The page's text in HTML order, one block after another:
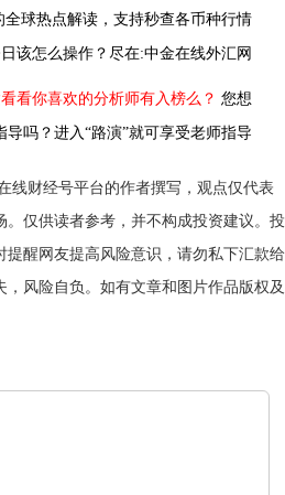
全球热点解读， 支持秒查各币种行情
该怎么操作？尽在:中金在线外汇网
看你喜欢的分析师有入榜么？ 您想
导吗？进入“路演”就可享受老师指导
线财经号平台的作者撰写，观点仅代表
。仅供读者参考，并不构成投资建议。投
提醒网友提高风险意识，请勿私下汇款给
，风险自负。如有文章和图片作品版权及